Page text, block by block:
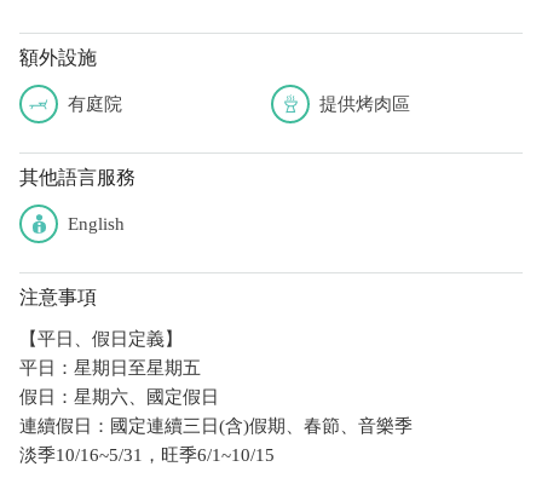
額外設施
有庭院 提供烤肉區
其他語言服務
English
注意事項
【平日、假日定義】
平日：星期日至星期五
假日：星期六、國定假日
連續假日：國定連續三日(含)假期、春節、音樂季
淡季10/16~5/31，旺季6/1~10/15